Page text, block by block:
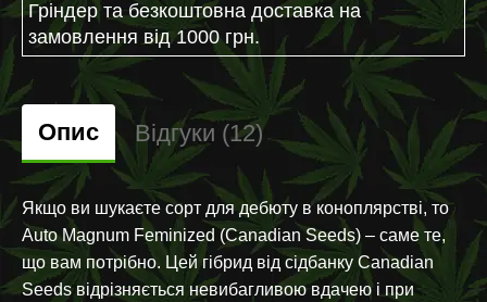
Гріндер та безкоштовна доставка на
замовлення від 1000 грн.
Опис Відгуки (12)
Якщо ви шукаєте сорт для дебюту в коноплярстві, то
Auto Magnum Feminized (Canadian Seeds) – саме те,
що вам потрібно. Цей гібрид від сідбанку Canadian
Seeds відрізняється невибагливою вдачею і при